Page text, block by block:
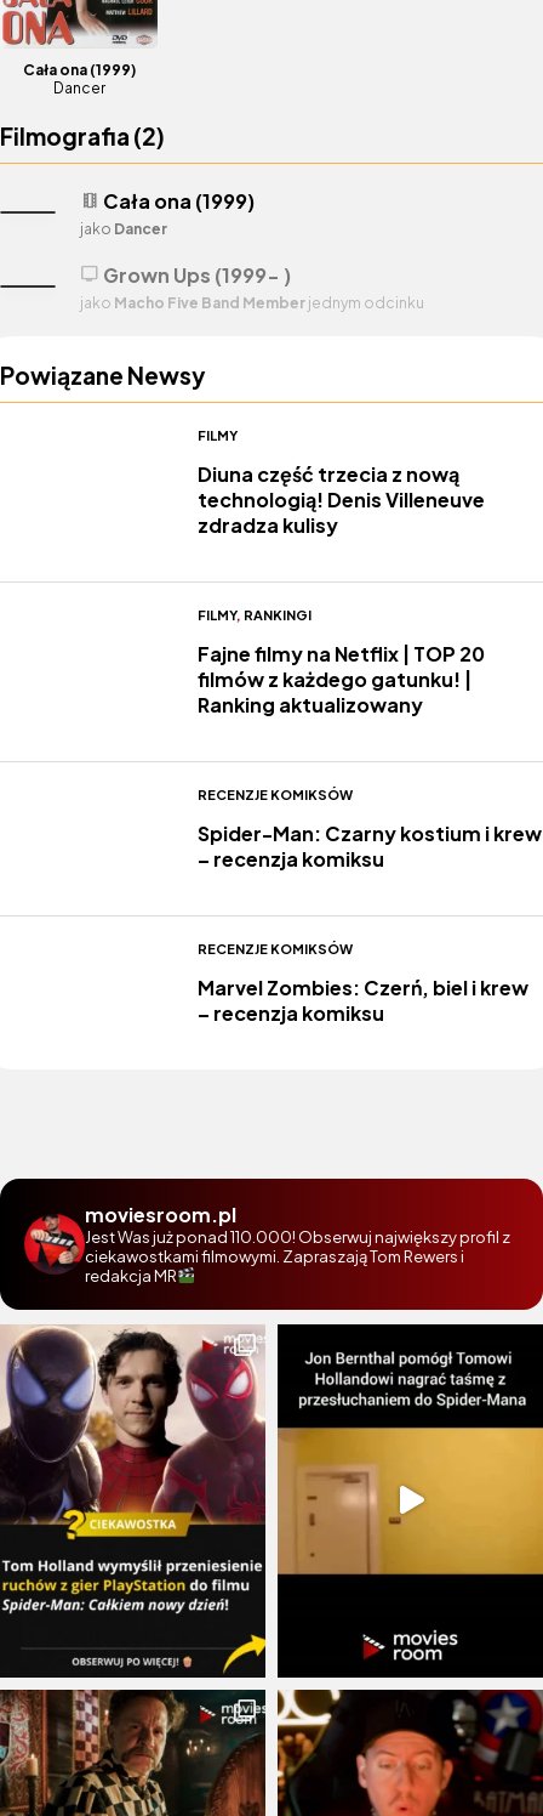
Cała ona (1999)
Dancer
Filmografia (2)
theaters Cała ona (1999)
jako Dancer
tv Grown Ups (1999- )
jako Macho Five Band Member jednym odcinku
Powiązane Newsy
FILMY
Diuna część trzecia z nową
technologią! Denis Villeneuve
zdradza kulisy
FILMY, RANKINGI
Fajne filmy na Netflix | TOP 20
filmów z każdego gatunku! |
Ranking aktualizowany
RECENZJE KOMIKSÓW
Spider-Man: Czarny kostium i krew
– recenzja komiksu
RECENZJE KOMIKSÓW
Marvel Zombies: Czerń, biel i krew
– recenzja komiksu
moviesroom.pl
Jest Was już ponad 110.000! Obserwuj największy profil z
ciekawostkami filmowymi. Zapraszają Tom Rewers i
redakcja MR